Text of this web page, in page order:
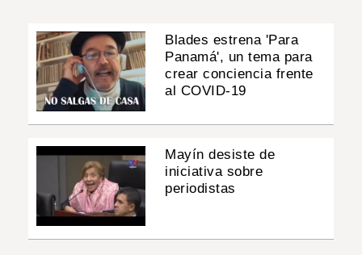
Blades estrena 'Para
Panamá', un tema para
crear conciencia frente
al COVID-19
Mayín desiste de
iniciativa sobre
periodistas